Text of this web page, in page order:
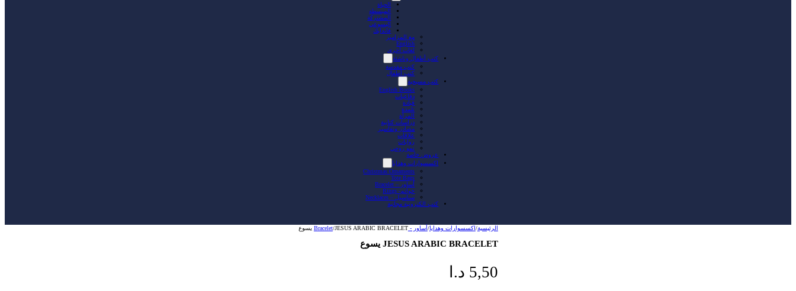
الحياة
المبسطة
المشتركة
اليسوعي
فاندايك
مع المزامير
English
لغات أخرى
كتب أطفال وناشئة
كتب مقدسة
كتب أطفال
كتب مسيحية
English Books
دفاعيات
قيادة
تلمذة
المرأة
دراسات كتابية
مصادر وتفاسير
علاقات
روايات
نمو روحي
عروض خاصة
اكسسوارات وهدايا
Christmas Ornaments
Tote Bags
أساور – Bracelet
خواتم- Rings
سناسيل – Necklaces
كتب الكترونية مجانية
الرئيسية/اكسسوارات وهدايا/أساور - Bracelet /JESUS ARABIC BRACELET يسوع
JESUS ARABIC BRACELET يسوع
5,50 د.ا